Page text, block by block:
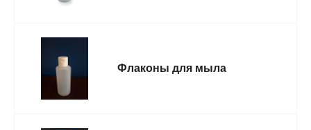
Флаконы для мыла